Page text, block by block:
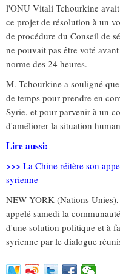
l'ONU Vitali Tchourkine
ce projet de résolution à un
de procédure du Conseil de
ne pouvait pas être voté
norme des 24 heures.
M. Tchourkine a souligné
de temps pour prendre en
Syrie, et pour parvenir à un
d'améliorer la situation
Lire aussi:
>>> La Chine réitère son
syrienne
NEW YORK (Nations
appelé samedi la
d'une solution politique et à
syrienne par le dialogue